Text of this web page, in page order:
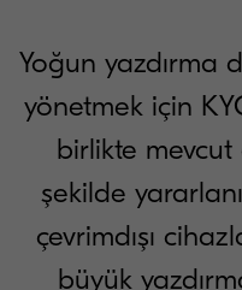
Yoğun yazdırma
yönetmek için
birlikte mevcut
şekilde
çevrimdışı
büyük